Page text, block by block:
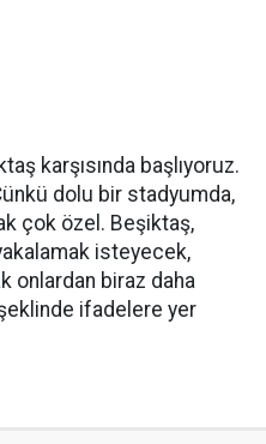
karşısında başlıyoruz.
dolu bir stadyumda,
çok özel. Beşiktaş,
isteyecek,
onlardan biraz daha
ifadelere yer